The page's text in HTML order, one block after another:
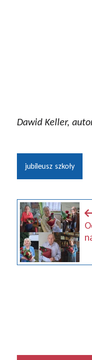
Dawid Keller,
jubileusz szkoły